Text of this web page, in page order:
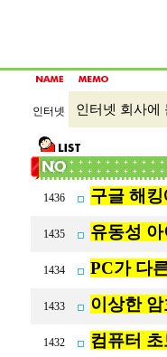
인터넷 인터넷 회사에
1436 구글 해
1435 유동성
1434 PC가 다
1433 이상한
1432 컴퓨터